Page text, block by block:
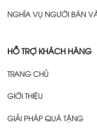
NGHĨA VỤ NGƯỜI BÁN
HỖ TRỢ KHÁCH HÀNG
TRANG CHỦ
GIỚI THIỆU
GIẢI PHÁP QUÀ TẶNG